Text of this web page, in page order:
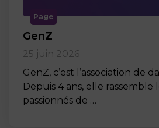
Page
GenZ
25 juin 2026
GenZ, c’est l’association de
Depuis 4 ans, elle rassemble
passionnés de …